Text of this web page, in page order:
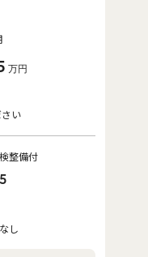
万円
い
整備付
5
なし